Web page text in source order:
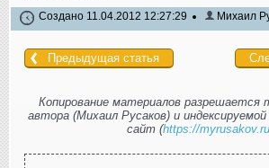
Создано 11.04.2012 12:27:29 Михаил
Предыдущая статья
Копирование материалов разрешается
автора (Михаил Русаков) и
сайт (https://myrusakov.ru